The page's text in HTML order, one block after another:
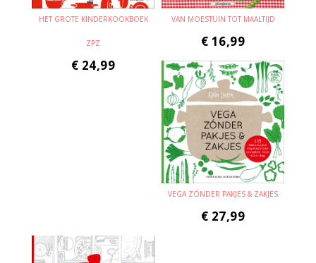
HET GROTE KINDERKOOKBOEK
ZPZ
€ 24,99
VAN MOESTUIN TOT MAALTIJD
€ 16,99
VEGA ZÓNDER PAKJES & ZAKJES
€ 27,99